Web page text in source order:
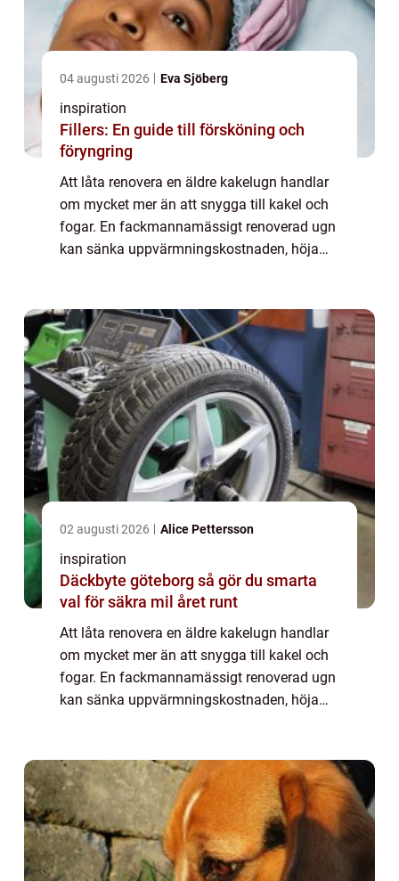
04 augusti 2026 Eva Sjöberg
inspiration
Fillers: En guide till försköning och
föryngring
Att låta renovera en äldre kakelugn handlar
om mycket mer än att snygga till kakel och
fogar. En fackmannamässigt renoverad ugn
kan sänka uppvärmningskostnaden, höja
v...
02 augusti 2026 Alice Pettersson
inspiration
Däckbyte göteborg så gör du smarta
val för säkra mil året runt
Att låta renovera en äldre kakelugn handlar
om mycket mer än att snygga till kakel och
fogar. En fackmannamässigt renoverad ugn
kan sänka uppvärmningskostnaden, höja
v...